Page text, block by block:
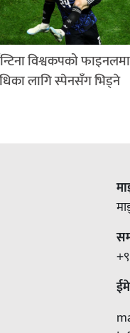
विश्वकपको
लागि स्पेनसँग भिड्ने